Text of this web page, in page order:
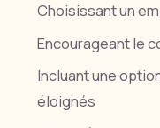
Choisissant un
Encourageant le
Incluant une
éloignés